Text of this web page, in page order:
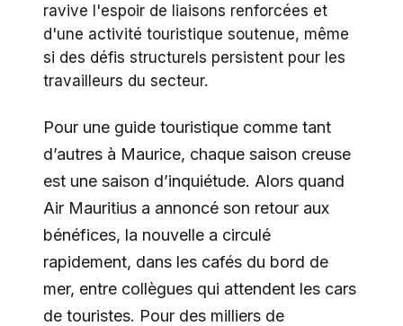
ravive l'espoir de liaisons renforcées et
d'une activité touristique soutenue, même
si des défis structurels persistent pour les
travailleurs du secteur.
Pour une guide touristique comme tant
d’autres à Maurice, chaque saison creuse
est une saison d’inquiétude. Alors quand
Air Mauritius a annoncé son retour aux
bénéfices, la nouvelle a circulé
rapidement, dans les cafés du bord de
mer, entre collègues qui attendent les cars
de touristes. Pour des milliers de